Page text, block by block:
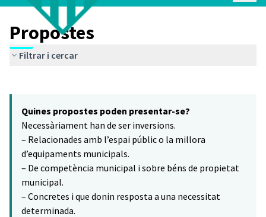
Propostes
Filtrar i cercar
−
Quines propostes poden presentar-se?
Necessàriament han de ser inversions.
– Relacionades amb l’espai públic o la millora
d’equipaments municipals.
– De competència municipal i sobre béns de propietat
municipal.
– Concretes i que donin resposta a una necessitat
determinada.